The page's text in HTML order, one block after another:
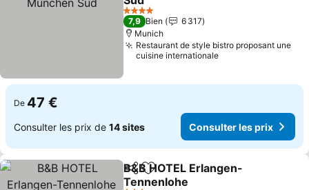
Consulter les prix
4 Étoiles
7,9 Bien
6 317
Munich
Restaurant de style bistro proposant une
cuisine internationale
De 47 €
Consulter les prix de 14 sites Consulter les prix
PartagerAjouter à mes favoris
B&B HOTEL Erlangen-
Tennenlohe